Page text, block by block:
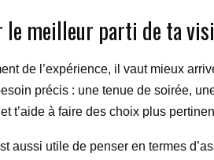
meilleur parti de ta
de l’expérience, il vaut mieux
précis : une tenue de soirée,
t’aide à faire des choix plus
aussi utile de penser en termes